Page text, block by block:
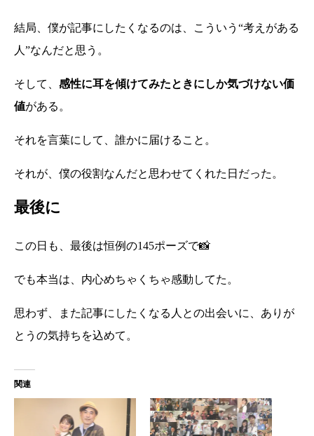
結局、僕が記事にしたくなるのは、こういう“考えがある
人”なんだと思う。
そして、 感性に耳を傾けてみたときにしか気づけない価
値がある。
それを言葉にして、誰かに届けること。
それが、僕の役割なんだと思わせてくれた日だった。
最後に
この日も、最後は恒例の145ポーズで📸
でも本当は、内心めちゃくちゃ感動してた。
思わず、また記事にしたくなる人との出会いに、ありが
とうの気持ちを込めて。
関連